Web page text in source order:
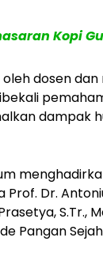
Kopi
dosen
dampak
Dr.
Pangan